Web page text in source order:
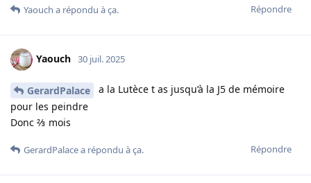
Répondre
Yaouch a répondu à ça.
Yaouch 30 juil. 2025
GerardPalace
a la Lutèce t as jusqu’à la J5 de mémoire
pour les peindre
Donc ⅔ mois
Répondre
GerardPalacea répondu à ça.